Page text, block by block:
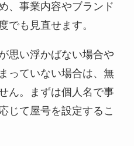
、事業内容やブランド
でも見直せます。
思い浮かばない場合や
っていない場合は、無
ん。まずは個人名で事
じて屋号を設定するこ